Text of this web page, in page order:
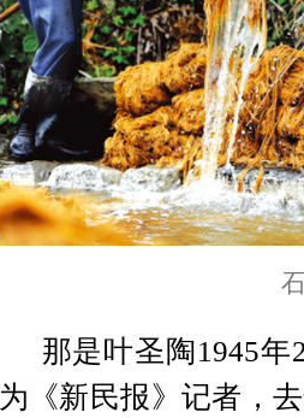
那是叶圣陶1945
为《新民报》记者，